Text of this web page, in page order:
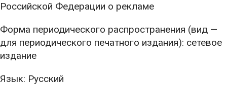
Российской Федерации о рекламе
Форма периодического распространения (вид —
для периодического печатного издания): сетевое
издание
Язык: Русский